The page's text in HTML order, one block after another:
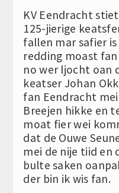
KV Eendracht
125-jierige
fallen mar safier
redding moast
no wer ljocht oan
keatser Johan
fan Eendracht
Breejen hikke en
moat fier wei
dat de Ouwe
mei de nije tiid en
bulte saken
der bin ik wis fan.